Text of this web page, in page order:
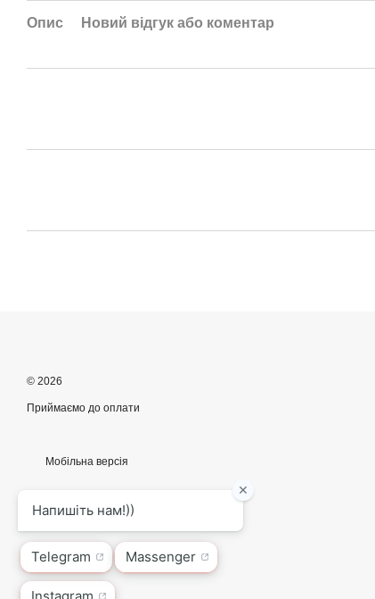
Опис Новий відгук або коментар
© 2026
Приймаємо до оплати
Мобільна версія